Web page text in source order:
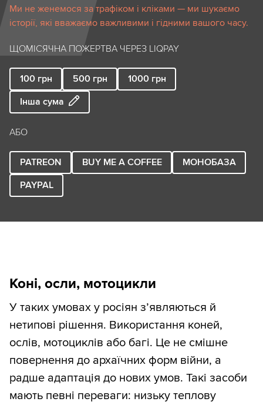
Ми не женемося за трафіком і кліками — ми шукаємо
історії, які вважаємо важливими і гідними вашого часу.
ЩОМІСЯЧНА ПОЖЕРТВА ЧЕРЕЗ LIQPAY
100 грн 500 грн 1000 грн
Інша сума
АБО
PATREON BUY ME A COFFEE
МОНОБАЗА
PAYPAL
Коні, осли, мотоцикли
У таких умовах у росіян з’являються й
нетипові рішення. Використання коней,
ослів, мотоциклів або багі. Це не смішне
повернення до архаїчних форм війни, а
радше адаптація до нових умов. Такі засоби
мають певні переваги: низьку теплову